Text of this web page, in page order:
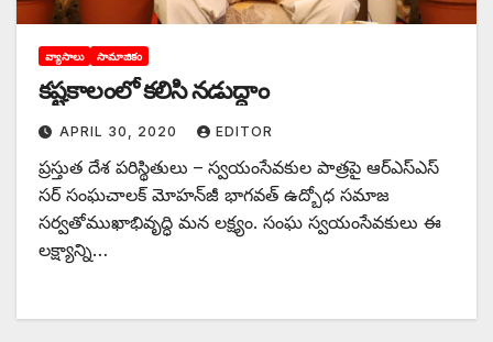
వ్యాసాలు సామాజికం
కష్టకాలంలో కలిసి నడుద్దాం
APRIL 30, 2020 EDITOR
ప్రస్తుత దేశ పరిస్థితులు – స్వయంసేవకుల పాత్రపై ఆర్‌ఎస్‌ఎస్‌
‌సర్‌ ‌సంఘచాలక్‌ ‌మోహన్‌జీ భాగవత్‌ ఉద్బోధ సమాజ
సర్వతోముఖాభివృద్ధి మన లక్ష్యం. సంఘ స్వయంసేవకులు ఈ
లక్ష్యాన్ని…